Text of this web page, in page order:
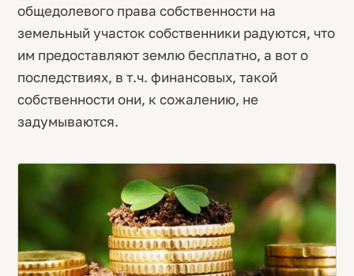
общедолевого права собственности на
земельный участок собственники радуются, что
им предоставляют землю бесплатно, а вот о
последствиях, в т.ч. финансовых, такой
собственности они, к сожалению, не
задумываются.